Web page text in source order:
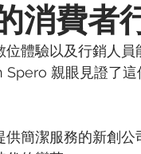
消費者
體驗以及行銷人
親眼見證了
簡潔服務的新創